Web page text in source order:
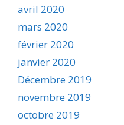
avril 2020
mars 2020
février 2020
janvier 2020
Décembre 2019
novembre 2019
octobre 2019